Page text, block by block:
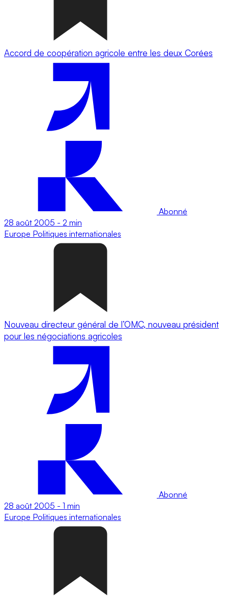
Accord de coopération agricole entre les deux Corées
Abonné
28 août 2005 - 2 min
Europe Politiques internationales
Nouveau directeur général de l’OMC, nouveau président
pour les négociations agricoles
Abonné
28 août 2005 - 1 min
Europe Politiques internationales